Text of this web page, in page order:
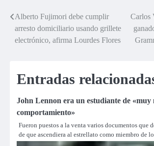
Navegación
de
Alberto Fujimori debe cumplir
arresto domiciliario usando grillete
electrónico, afirma Lourdes Flores
Carlos
Entradas
John Lennon era un estudiante de «muy
comportamiento»
Fueron puestos a la venta varios documentos que
de que ascendiera al estrellato como miembro de